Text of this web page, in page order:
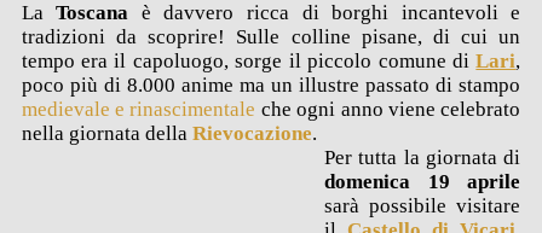
LaToscana è davvero ricca di borghi incantevoli e
tradizioni da scoprire! Sulle colline pisane, di cui un
tempo era il capoluogo, sorge il piccolo comune diLari,
poco più di 8.000 anime ma un illustre passato di stampo
medievale e rinascimentale che ogni anno viene celebrato
nella giornata della Rievocazione.
Per tutta la giornata di
domenica 19 aprile
sarà possibile visitare